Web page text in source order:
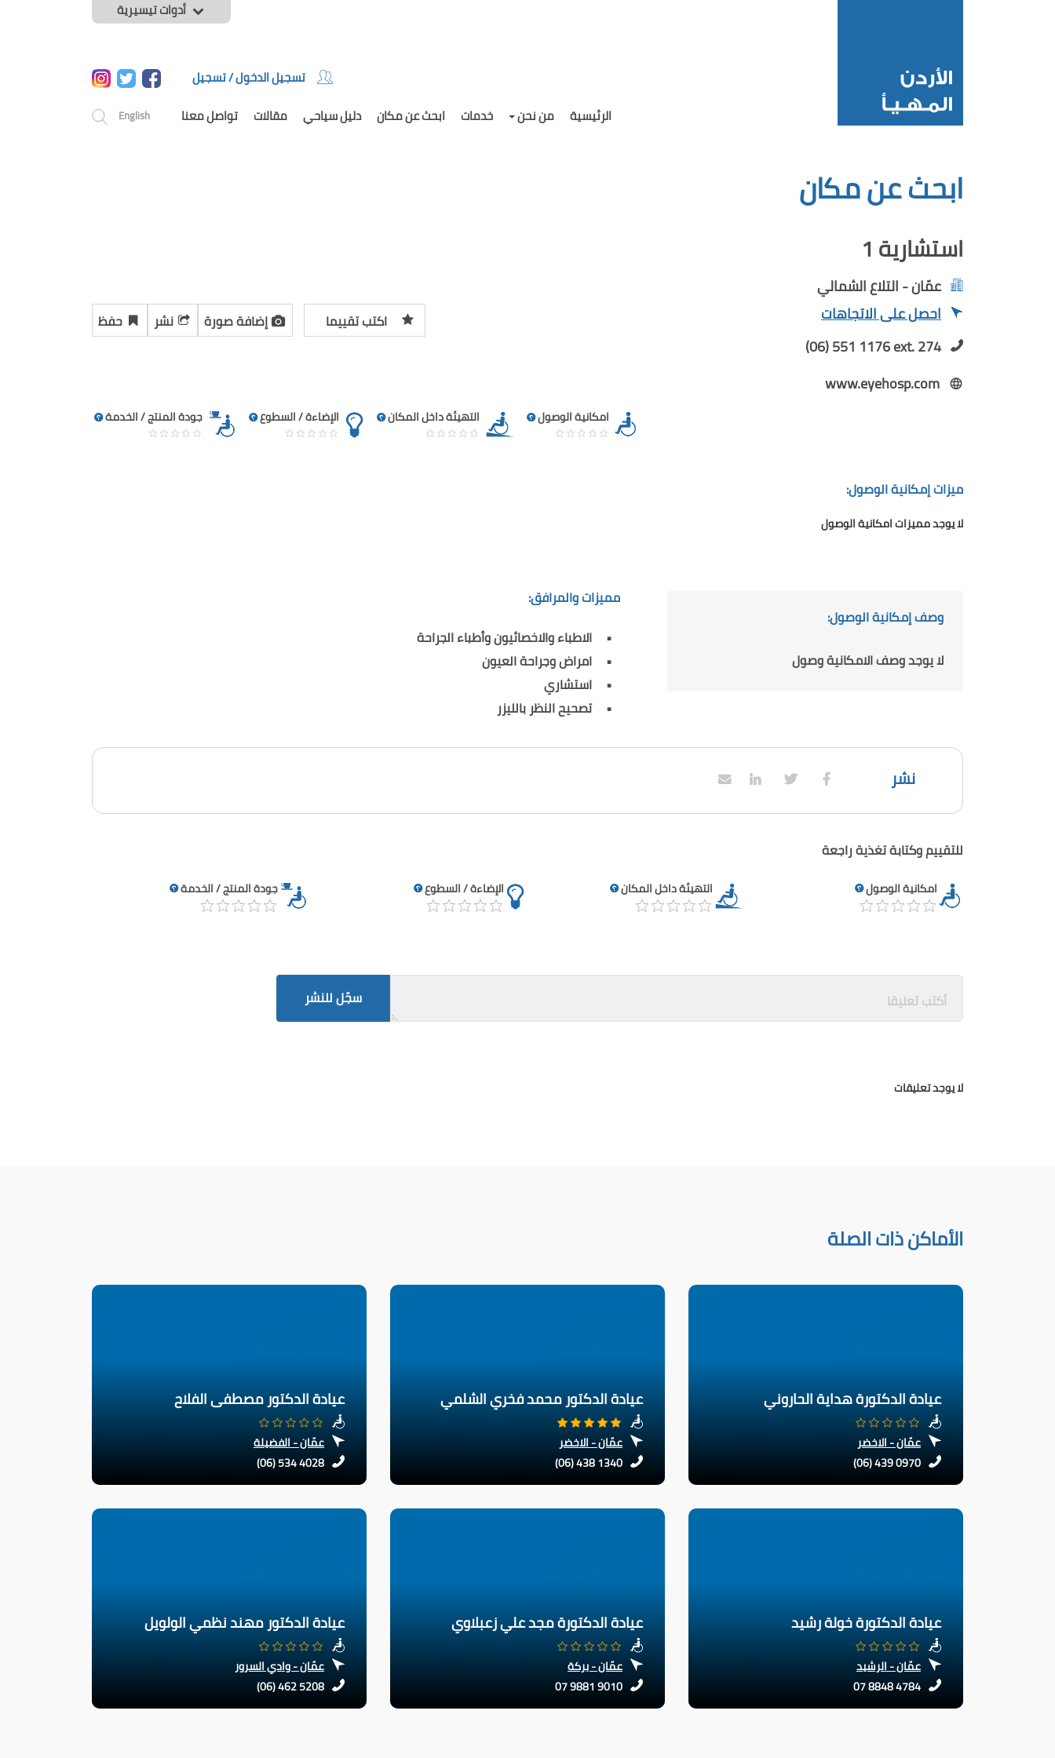
أدوات تيسيرية
تسجيل الدخول / تسجيل
English الرئيسية من نحن خدمات ابحث عن مكان دليل سياحي مقالات تواصل معنا
ابحث عن مكان
استشارية 1
عمّان - التلاع الشمالي
احصل على الاتجاهات
اكتب تقييما إضافة صورة نشر حفظ
(06) 551 1176 ext. 274
www.eyehosp.com
امكانية الوصول التهيئة داخل المكان الإضاءة / السطوع جودة المنتج / الخدمة
ميزات إمكانية الوصول:
لا يوجد مميزات امكانية الوصول
وصف إمكانية الوصول:
لا يوجد وصف الامكانية وصول
مميزات والمرافق:
الاطباء والاخصائيون وأطباء الجراحة
امراض وجراحة العيون
استشاري
تصحيح النظر بالليزر
نشر
للتقييم وكتابة تغذية راجعة
امكانية الوصول التهيئة داخل المكان الإضاءة / السطوع جودة المنتج / الخدمة
سجّل للنشر
لا يوجد تعليقات
الأماكن ذات الصلة
عيادة الدكتورة هداية الحاروني
عمّان - الاخضر
(06) 439 0970
عيادة الدكتور محمد فخري الشلمي
عمّان - الاخضر
(06) 438 1340
عيادة الدكتور مصطفى الفلاح
عمّان - الفضيلة
(06) 534 4028
عيادة الدكتورة خولة رشيد
عمّان - الرشيد
07 8848 4784
عيادة الدكتورة مجد علي زعبلاوي
عمّان - بركة
07 9881 9010
عيادة الدكتور مهند نظمي الولويل
عمّان - وادي السرور
(06) 462 5208